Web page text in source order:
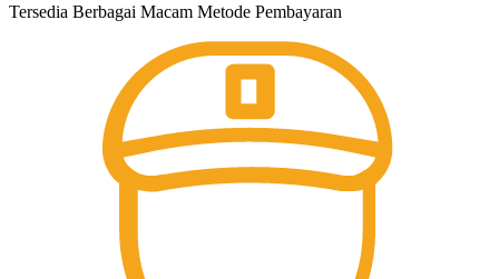
Tersedia Berbagai Macam Metode Pembayaran